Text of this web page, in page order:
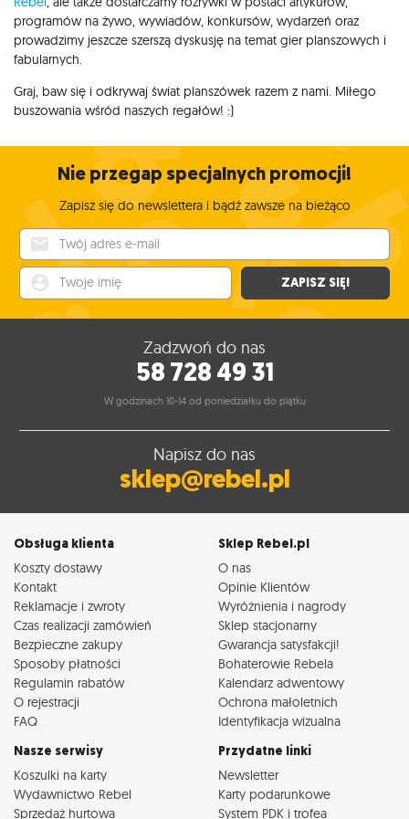
programów na żywo, wywiadów, konkursów, wydarzeń oraz
prowadzimy jeszcze szerszą dyskusję na temat gier planszowych i
fabularnych.
Graj, baw się i odkrywaj świat planszówek razem z nami. Miłego
buszowania wśród naszych regałów! :)
Nie przegap specjalnych promocji!
Zapisz się do newslettera i bądź zawsze na bieżąco
ZAPISZ SIĘ!
Zadzwoń do nas
58 728 49 31
W godzinach 10-14 od poniedziałku do piątku
Napisz do nas
sklep@rebel.pl
Obsługa klienta
Koszty dostawy
Kontakt
Reklamacje i zwroty
Czas realizacji zamówień
Bezpieczne zakupy
Sposoby płatności
Regulamin rabatów
O rejestracji
FAQ
Sklep Rebel.pl
O nas
Opinie Klientów
Wyróżnienia i nagrody
Sklep stacjonarny
Gwarancja satysfakcji!
Bohaterowie Rebela
Kalendarz adwentowy
Ochrona małoletnich
Identyfikacja wizualna
Nasze serwisy
Koszulki na karty
Wydawnictwo Rebel
Sprzedaż hurtowa
Przydatne linki
Newsletter
Karty podarunkowe
System PDK i trofea